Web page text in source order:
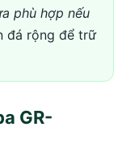
phù hợp nếu
đá rộng để trữ
GR-